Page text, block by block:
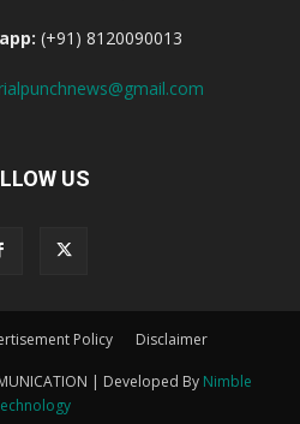
(+91) 8120090013
US
Policy Disclaimer
| Developed By Nimble